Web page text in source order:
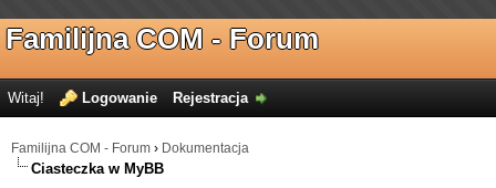
Familijna COM - Forum
Witaj! Logowanie Rejestracja
Familijna COM - Forum › Dokumentacja
Ciasteczka w MyBB